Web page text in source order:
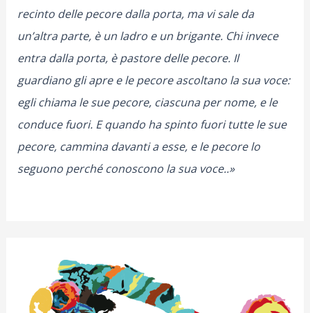
recinto delle pecore dalla porta, ma vi sale da
un’altra parte, è un ladro e un brigante. Chi invece
entra dalla porta, è pastore delle pecore. Il
guardiano gli apre e le pecore ascoltano la sua voce:
egli chiama le sue pecore, ciascuna per nome, e le
conduce fuori. E quando ha spinto fuori tutte le sue
pecore, cammina davanti a esse, e le pecore lo
seguono perché conoscono la sua voce..»